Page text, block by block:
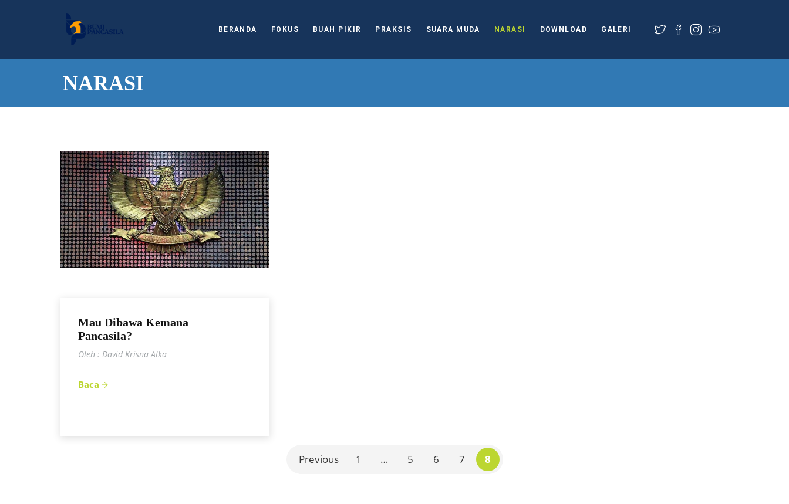
BERANDA FOKUS BUAH PIKIR PRAKSIS SUARA MUDA NARASI DOWNLOAD GALERI
NARASI
Mau Dibawa Kemana
Pancasila?
Oleh : David Krisna Alka
Baca
Previous 1 … 5 6 7 8